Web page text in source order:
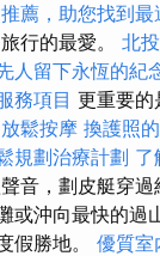
薦，助您找到
行的最愛。 北
人留下永恆的紀
務項目 更重要的
鬆按摩 換護照
規劃治療計劃 了
音，劃皮艇穿
或沖向最快的過
假勝地。 優質室